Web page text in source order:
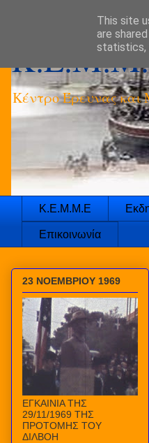
Κέντρο Έρευνας και
Κ.Ε.Μ.Μ.Ε
Επικοινωνία
23 ΝΟΕΜΒΡΙΟΥ 1969
ΕΓΚΑΙΝΙΑ ΤΗΣ
29/11/1969 ΤΗΣ
ΠΡΟΤΟΜΗΣ ΤΟΥ
ΔΙΛΒΟΗ
This site
are
statistics,